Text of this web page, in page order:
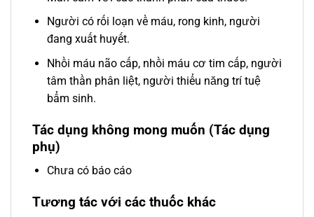
Người có rối loạn về máu, rong kinh, người
đang xuất huyết.
Nhồi máu não cấp, nhồi máu cơ tim cấp, người
tâm thần phân liệt, người thiểu năng trí tuệ
bẩm sinh.
Tác dụng không mong muốn (Tác dụng
phụ)
Chưa có báo cáo
Tương tác với các thuốc khác